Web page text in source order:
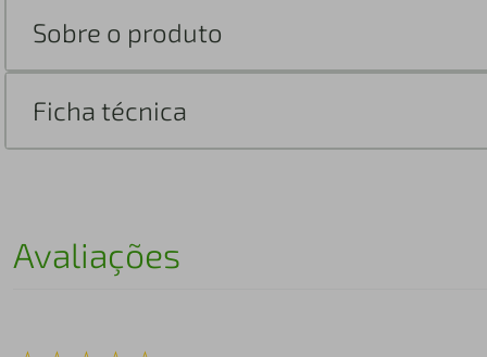
Sobre o produto
Ficha técnica
Avaliações